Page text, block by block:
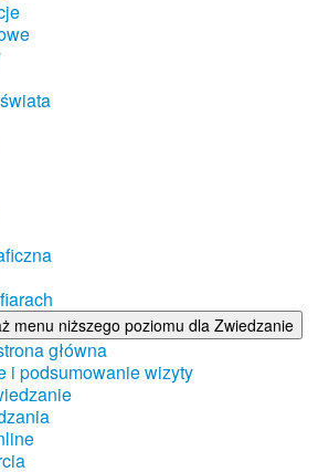
menu niższego poziomu dla Zwiedzanie
główna
i podsumowanie wizyty